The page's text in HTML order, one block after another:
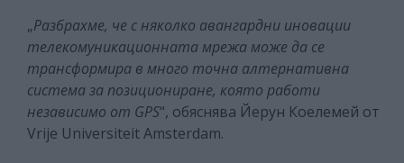
„Разбрахме, че с няколко авангардни иновации
телекомуникационната мрежа може да се
трансформира в много точна алтернативна
система за позициониране, която работи
независимо от GPS“, обяснява Йерун Коелемей от
Vrije Universiteit Amsterdam.